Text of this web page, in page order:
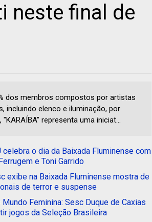
neste final de
dos membros compostos por artistas
incluindo elenco e iluminação, por
"KARAÍBA" representa uma iniciat...
celebra o dia da Baixada Fluminense com
e Toni Garrido
exibe na Baixada Fluminense mostra de
de terror e suspense
Mundo Feminina: Sesc Duque de Caxias
jogos da Seleção Brasileira